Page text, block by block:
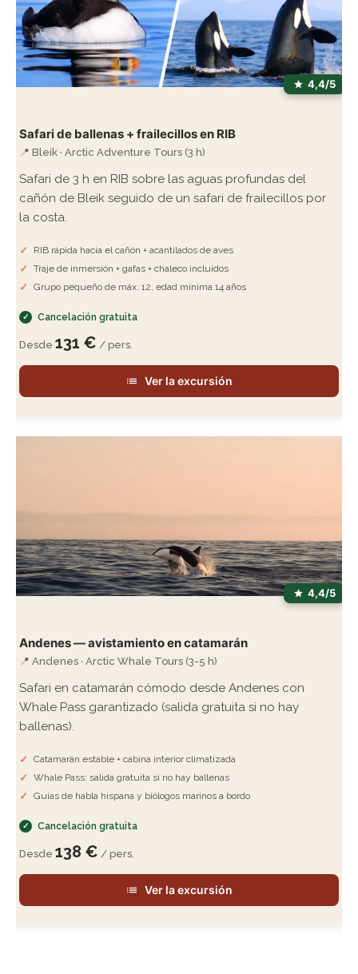
4,4/5
Safari de ballenas + frailecillos en RIB
📍 Bleik · Arctic Adventure Tours (3 h)
Safari de 3 h en RIB sobre las aguas profundas del
cañón de Bleik seguido de un safari de frailecillos por
la costa.
RIB rápida hacia el cañón + acantilados de aves
Traje de inmersión + gafas + chaleco incluidos
Grupo pequeño de máx. 12, edad mínima 14 años
Cancelación gratuita
Desde 131 € / pers.
Ver la excursión
4,4/5
Andenes — avistamiento en catamarán
📍 Andenes · Arctic Whale Tours (3-5 h)
Safari en catamarán cómodo desde Andenes con
Whale Pass garantizado (salida gratuita si no hay
ballenas).
Catamarán estable + cabina interior climatizada
Whale Pass: salida gratuita si no hay ballenas
Guías de habla hispana y biólogos marinos a bordo
Cancelación gratuita
Desde 138 € / pers.
Ver la excursión